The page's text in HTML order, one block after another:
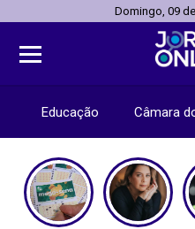
Domingo, 09
Educação Câmara